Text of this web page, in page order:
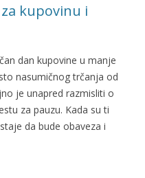
kupovinu i
dan kupovine u manje
nasumičnog trčanja od
je unapred razmisliti o
za pauzu. Kada su ti
da bude obaveza i